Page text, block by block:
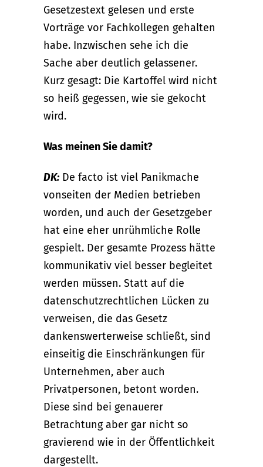
Gesetzestext gelesen und erste
Vorträge vor Fachkollegen gehalten
habe. Inzwischen sehe ich die
Sache aber deutlich gelassener.
Kurz gesagt: Die Kartoffel wird nicht
so heiß gegessen, wie sie gekocht
wird.
Was meinen Sie damit?
DK: De facto ist viel Panikmache
vonseiten der Medien betrieben
worden, und auch der Gesetzgeber
hat eine eher unrühmliche Rolle
gespielt. Der gesamte Prozess hätte
kommunikativ viel besser begleitet
werden müssen. Statt auf die
datenschutzrechtlichen Lücken zu
verweisen, die das Gesetz
dankenswerterweise schließt, sind
einseitig die Einschränkungen für
Unternehmen, aber auch
Privatpersonen, betont worden.
Diese sind bei genauerer
Betrachtung aber gar nicht so
gravierend wie in der Öffentlichkeit
dargestellt.